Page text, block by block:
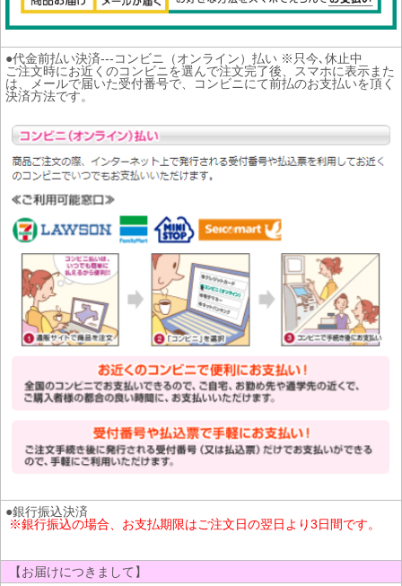
●代金前払い決済---コンビニ（オンライン）払い ※只今､休止中
ご注文時にお近くのコンビニを選んで注文完了後、スマホに表示また
は、メールで届いた受付番号で、コンビニにて前払のお支払いを頂く
決済方法です。
●銀行振込決済
※銀行振込の場合、お支払期限はご注文日の翌日より3日間です。
【お届けにつきまして】